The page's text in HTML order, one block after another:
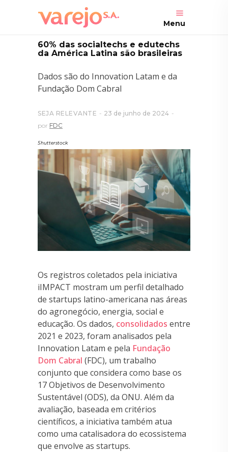
Menu
60% das socialtechs e edutechs
da América Latina são brasileiras
Dados são do Innovation Latam e da
Fundação Dom Cabral
SEJA RELEVANTE
23 de junho de 2024
por FDC
Shutterstock
Os registros coletados pela iniciativa
iIMPACT mostram um perfil detalhado
de startups latino-americana nas áreas
do agronegócio, energia, social e
educação. Os dados, consolidados entre
2021 e 2023, foram analisados pela
Innovation Latam e pela Fundação
Dom Cabral (FDC), um trabalho
conjunto que considera como base os
17 Objetivos de Desenvolvimento
Sustentável (ODS), da ONU. Além da
avaliação, baseada em critérios
científicos, a iniciativa também atua
como uma catalisadora do ecossistema
que envolve as startups.